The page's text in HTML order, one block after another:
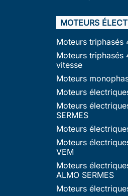
MOTEURS
Moteurs triphasés
Moteurs triphasés
vitesse
Moteurs
Moteurs
Moteurs
SERMES
Moteurs
Moteurs
VEM
Moteurs
ALMO SERMES
Moteurs